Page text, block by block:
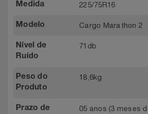
Medida 225/75R16
Modelo Cargo Marathon 2
Nível de
Ruído
71db
Peso do
Produto
18,6kg
Prazo de
05 anos (3 meses